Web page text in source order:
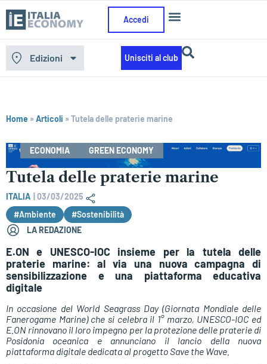
Accedi
Edizioni Unisciti al club
Home »Articoli »Tutela delle praterie marine
ECONOMIA GREEN ECONOMY
Tutela delle praterie marine
ITALIA
03/03/2025
#Ambiente
#Sostenibilità
LA REDAZIONE
E.ON e UNESCO-IOC insieme per la tutela delle
praterie marine: al via una nuova campagna di
sensibilizzazione e una piattaforma educativa
digitale
In occasione del World Seagrass Day (Giornata Mondiale delle
Fanerogame Marine) che si celebra il 1° marzo, UNESCO-IOC ed
E.ON rinnovano il loro impegno per la protezione delle praterie di
Posidonia oceanica e annunciano il lancio della nuova
piattaforma digitale dedicata al progetto Save the Wave.